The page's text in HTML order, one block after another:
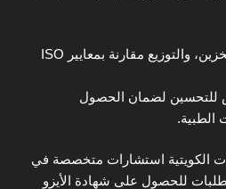
مراجعة إجراءات الإنتاج، التخزين، والتوزيع مقارنة بمعايير ISO
للتحسين لضمان الحصول
الطبية.
الكويتية استشارات متخصصة في
للحصول على شهادة الأيزو